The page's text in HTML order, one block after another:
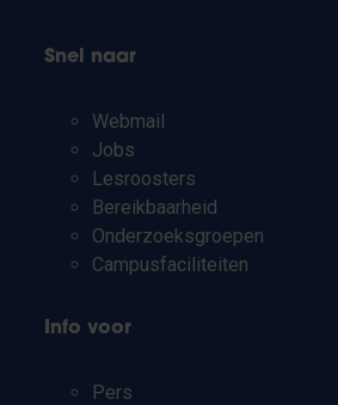
Snel naar
Webmail
Jobs
Lesroosters
Bereikbaarheid
Onderzoeksgroepen
Campusfaciliteiten
Info voor
Pers